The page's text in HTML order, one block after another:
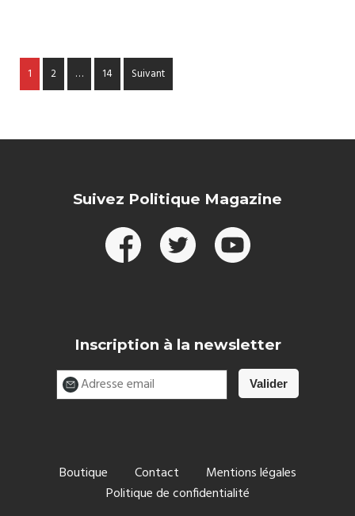
1 2 … 14 Suivant
Suivez Politique Magazine
Inscription à la newsletter
Boutique Contact
Mentions légales
Politique de confidentialité